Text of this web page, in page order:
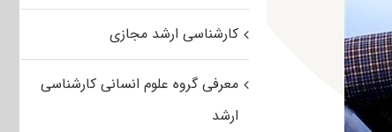
کارشناسی ارشد مجازی
معرفی گروه علوم انسانی کارشناسی
ارشد